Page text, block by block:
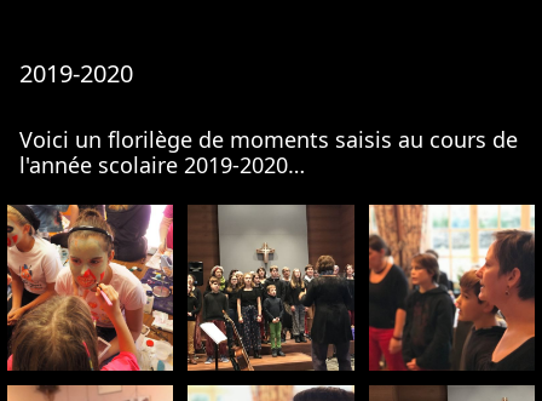
2019-2020
Voici un florilège de moments saisis au cours de
l'année scolaire 2019-2020…